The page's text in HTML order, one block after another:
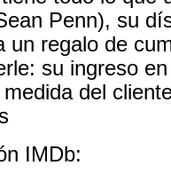
Penn), su
un regalo de
su ingreso
del
IMDb: